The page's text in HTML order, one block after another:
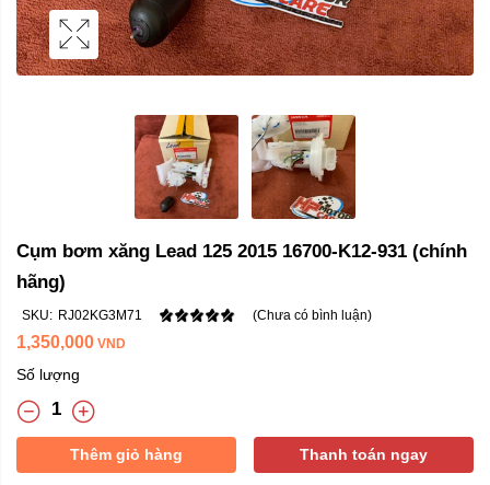
Cụm bơm xăng Lead 125 2015 16700-K12-931 (chính
hãng)
SKU: RJ02KG3M71 (Chưa có bình luận)
1,350,000 VND
Số lượng
Thêm giỏ hàng Thanh toán ngay